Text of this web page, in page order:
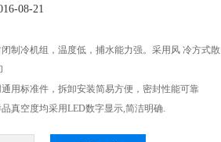
08-21
制冷机组，温度低，捕水能力强。采用风 冷方式散
用标准件，拆卸安装简易方便，密封性能可靠
真空度均采用LED数字显示,简洁明确.